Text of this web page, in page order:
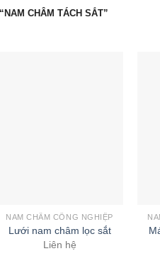
CHÂM TÁCH SẮT”
NAM CHÂM CÔNG NGHIỆP
Lưới nam châm lọc sắt
Liên hệ